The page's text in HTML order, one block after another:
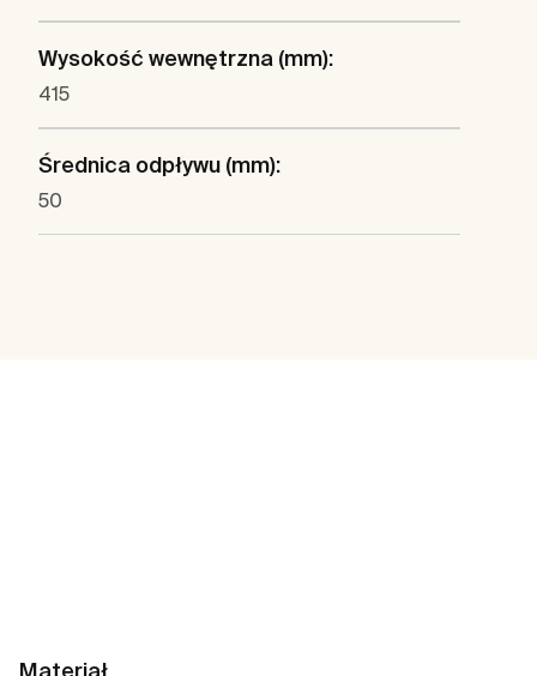
Wysokość wewnętrzna (mm):
415
Średnica odpływu (mm):
50
Materiał